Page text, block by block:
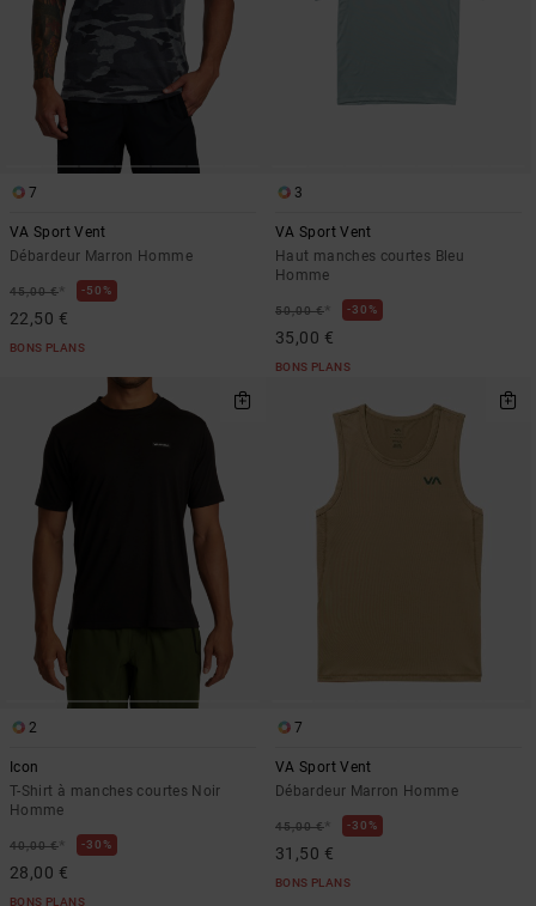
7
VA Sport Vent
Débardeur Marron Homme
45,00 €* 50%
22,50 €
BONS PLANS
3
VA Sport Vent
Haut manches courtes Bleu
Homme
50,00 €* 30%
35,00 €
BONS PLANS
2
Icon
T-Shirt à manches courtes Noir
Homme
40,00 €* 30%
28,00 €
BONS PLANS
7
VA Sport Vent
Débardeur Marron Homme
45,00 €* 30%
31,50 €
BONS PLANS